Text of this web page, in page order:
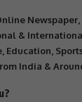
&
Education,
India &